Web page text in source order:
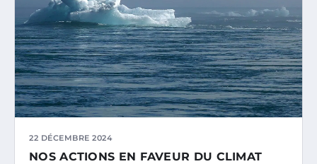
22 DÉCEMBRE 2024
NOS ACTIONS EN FAVEUR DU CLIMAT